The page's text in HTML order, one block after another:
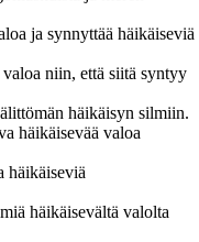
ja synnyttää häikäiseviä
niin, että siitä syntyy
häikäisyn silmiin.
häikäisevää valoa
häikäiseviä
häikäisevältä valolta